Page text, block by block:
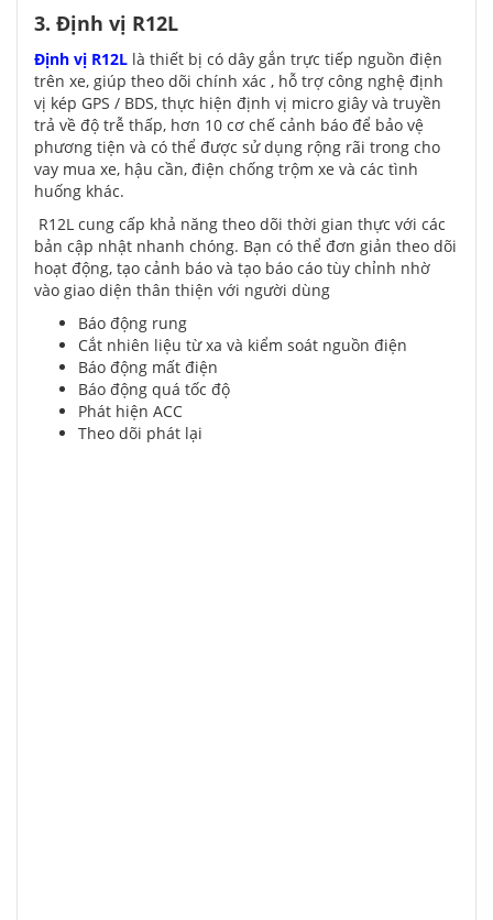
3. Định vị R12L
Định vị R12L là thiết bị có dây gắn trực tiếp nguồn điện
trên xe, giúp theo dõi chính xác , hỗ trợ công nghệ định
vị kép GPS / BDS, thực hiện định vị micro giây và truyền
trả về độ trễ thấp, hơn 10 cơ chế cảnh báo để bảo vệ
phương tiện và có thể được sử dụng rộng rãi trong cho
vay mua xe, hậu cần, điện chống trộm xe và các tình
huống khác.
R12L cung cấp khả năng theo dõi thời gian thực với các
bản cập nhật nhanh chóng. Bạn có thể đơn giản theo dõi
hoạt động, tạo cảnh báo và tạo báo cáo tùy chỉnh nhờ
vào giao diện thân thiện với người dùng
Báo động rung
Cắt nhiên liệu từ xa và kiểm soát nguồn điện
Báo động mất điện
Báo động quá tốc độ
Phát hiện ACC
Theo dõi phát lại